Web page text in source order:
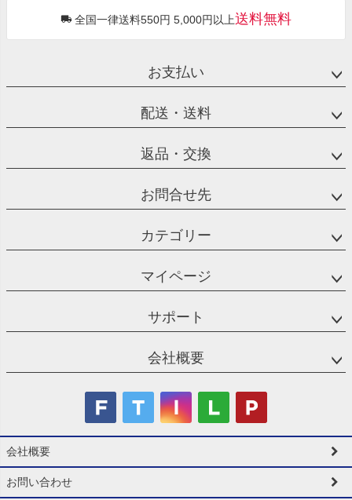
全国一律送料550円 5,000円以上送料無料
お支払い
配送・送料
返品・交換
お問合せ先
カテゴリー
マイページ
サポート
会社概要
会社概要
お問い合わせ